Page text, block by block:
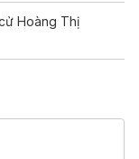
Hoàng Thị